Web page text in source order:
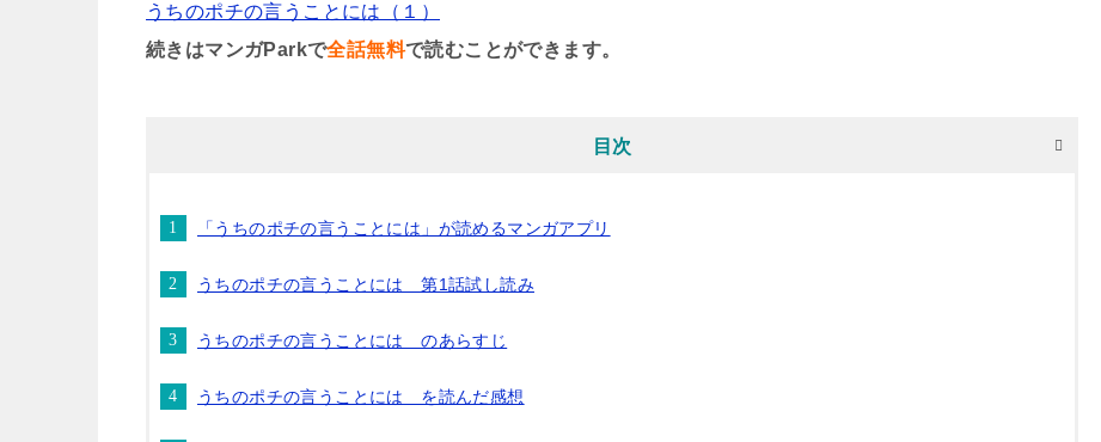
うちのポチの言うことには（１）
続きはマンガParkで全話無料で読むことができます。
目次
「うちのポチの言うことには」が読めるマンガアプリ
うちのポチの言うことには 第1話試し読み
うちのポチの言うことには のあらすじ
うちのポチの言うことには を読んだ感想